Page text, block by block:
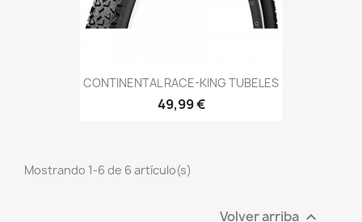
CONTINENTAL RACE-KING TUBELES
49,99 €
Mostrando 1-6 de 6 artículo(s)
Volver arriba 